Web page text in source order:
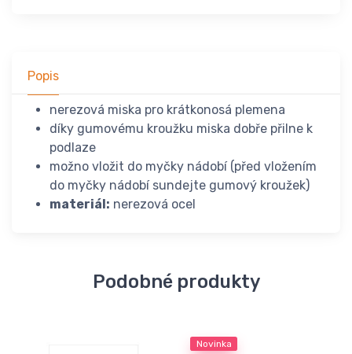
Popis
nerezová miska pro krátkonosá plemena
díky gumovému kroužku miska dobře přilne k
podlaze
možno vložit do myčky nádobí (před vložením
do myčky nádobí sundejte gumový kroužek)
materiál: nerezová ocel
Podobné produkty
Novinka